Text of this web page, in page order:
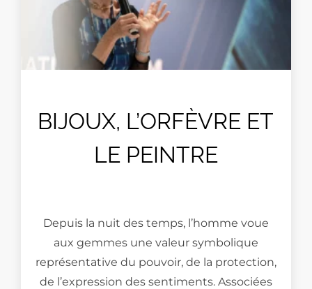
BIJOUX, L’ORFÈVRE ET
LE PEINTRE
Depuis la nuit des temps, l’homme voue
aux gemmes une valeur symbolique
représentative du pouvoir, de la protection,
de l’expression des sentiments. Associées